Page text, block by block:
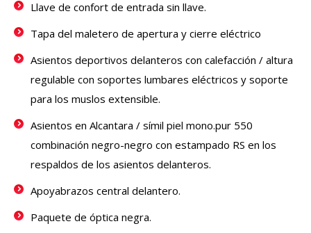
Llave de confort de entrada sin llave.
Tapa del maletero de apertura y cierre eléctrico
Asientos deportivos delanteros con calefacción / altura
regulable con soportes lumbares eléctricos y soporte
para los muslos extensible.
Asientos en Alcantara / símil piel mono.pur 550
combinación negro-negro con estampado RS en los
respaldos de los asientos delanteros.
Apoyabrazos central delantero.
Paquete de óptica negra.